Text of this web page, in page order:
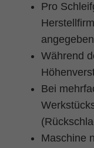
Pro
Während
Bei
Maschine